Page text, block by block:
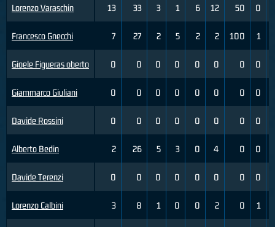
Lorenzo Varaschin
Francesco Gnecchi
Gioele Figueras oberto
Giammarco Giuliani
Davide Rossini
Alberto Bedin
Davide Terenzi
Lorenzo Calbini
13 33 3 1 6 12 50 0
7 27 2 5 2 2 100 1
0 0 0 0 0 0 0 0
0 0 0 0 0 0 0 0
0 0 0 0 0 0 0 0
2 26 5 3 0 4 0 0
0 0 0 0 0 0 0 0
3 8 1 0 0 2 0 1